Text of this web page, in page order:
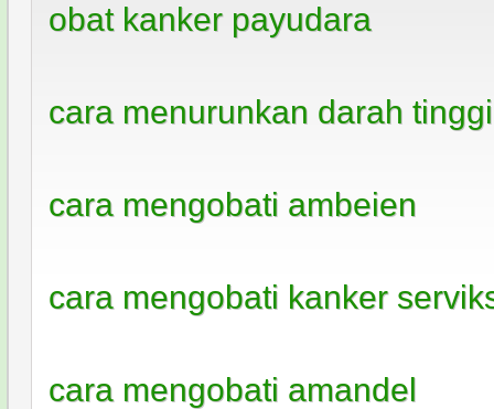
obat kanker payudara
cara menurunkan darah tinggi
cara mengobati ambeien
cara mengobati kanker
cara mengobati amandel